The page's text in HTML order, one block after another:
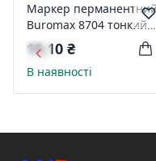
Маркер перманентний
Buromax 8704 тонкий
1мм. чорний BM.8704-
01
19,10 ₴
В наявності